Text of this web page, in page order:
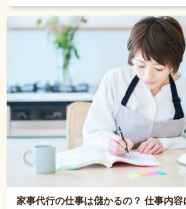
家事代行の仕事は儲かるの？ 仕事内